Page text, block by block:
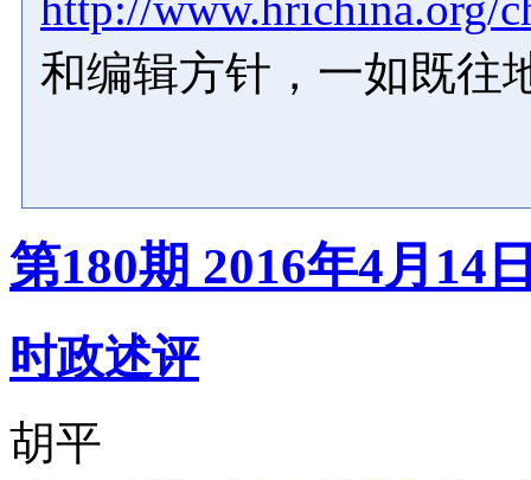
和编辑方针，一如既往
第180期 2016年4月14
时政述评
胡平